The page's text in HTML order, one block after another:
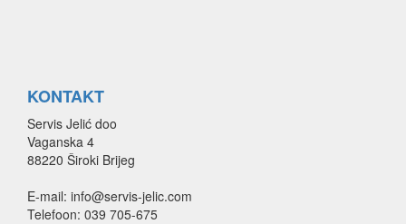
KONTAKT
Servis Jelić doo
Vaganska 4
88220 Široki Brijeg
E-mail: info@servis-jelic.com
Telefoon: 039 705-675